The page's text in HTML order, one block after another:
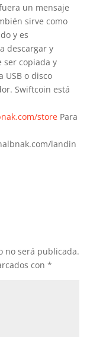
un mensaje
sirve como
y es
descargar y
ser copiada y
USB o disco
Swiftcoin está
storePara
landin
no será publicada.
con *